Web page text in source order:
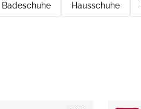
Badeschuhe Hausschuhe